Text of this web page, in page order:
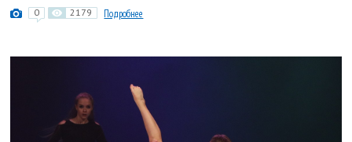
0 2179 Подробнее